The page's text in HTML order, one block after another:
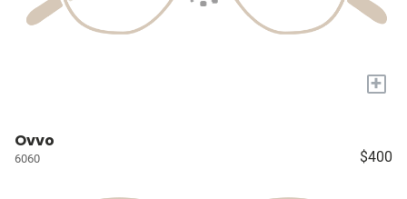
+
Ovvo
6060 $400